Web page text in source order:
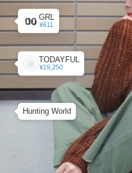
GRL
¥611
TODAYFUL
¥19,250
Hunting World